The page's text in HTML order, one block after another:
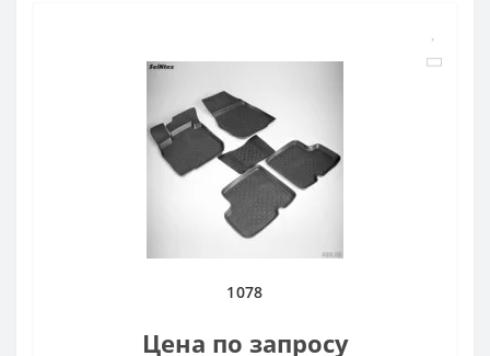
1078
Цена по запросу